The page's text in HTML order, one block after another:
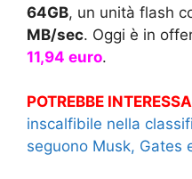
64GB, un unità flash
MB/sec. Oggi è in
11,94 euro.
POTREBBE
inscalfibile nella
seguono Musk, Gates